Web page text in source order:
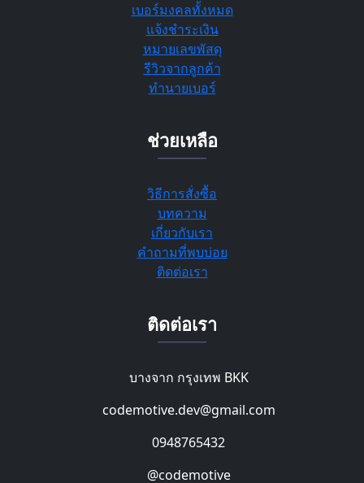
เบอร์มงคลทั้งหมด
แจ้งชำระเงิน
หมายเลขพัสดุ
รีวิวจากลูกค้า
ทำนายเบอร์
ช่วยเหลือ
วิธีการสั่งซื้อ
บทความ
เกี่ยวกับเรา
คำถามที่พบบ่อย
ติดต่อเรา
ติดต่อเรา
บางจาก กรุงเทพ BKK
codemotive.dev@gmail.com
0948765432
@codemotive